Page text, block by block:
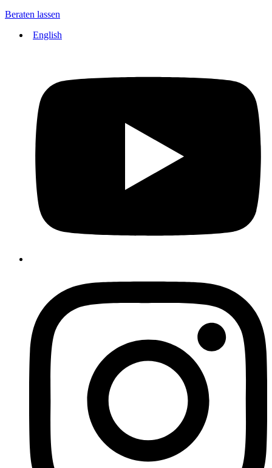
Beraten lassen
English